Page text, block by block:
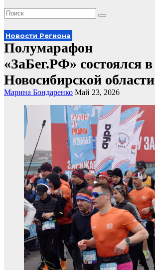
Новости Региона
Полумарафон
«ЗаБег.РФ» состоялся в
Новосибирской области
Марина Бондаренко Май 23, 2026